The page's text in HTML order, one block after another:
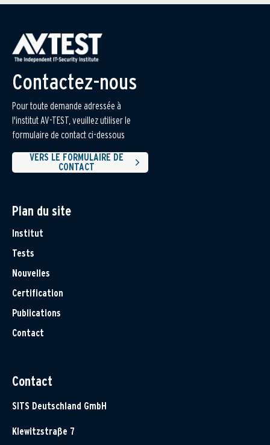
Contactez-nous
Pour toute demande adressée à
l'institut AV-TEST, veuillez utiliser le
formulaire de contact ci-dessous
VERS LE FORMULAIRE DE
CONTACT
Plan du site
Institut
Tests
Nouvelles
Certification
Publications
Contact
Contact
SITS Deutschland GmbH
Klewitzstraße 7